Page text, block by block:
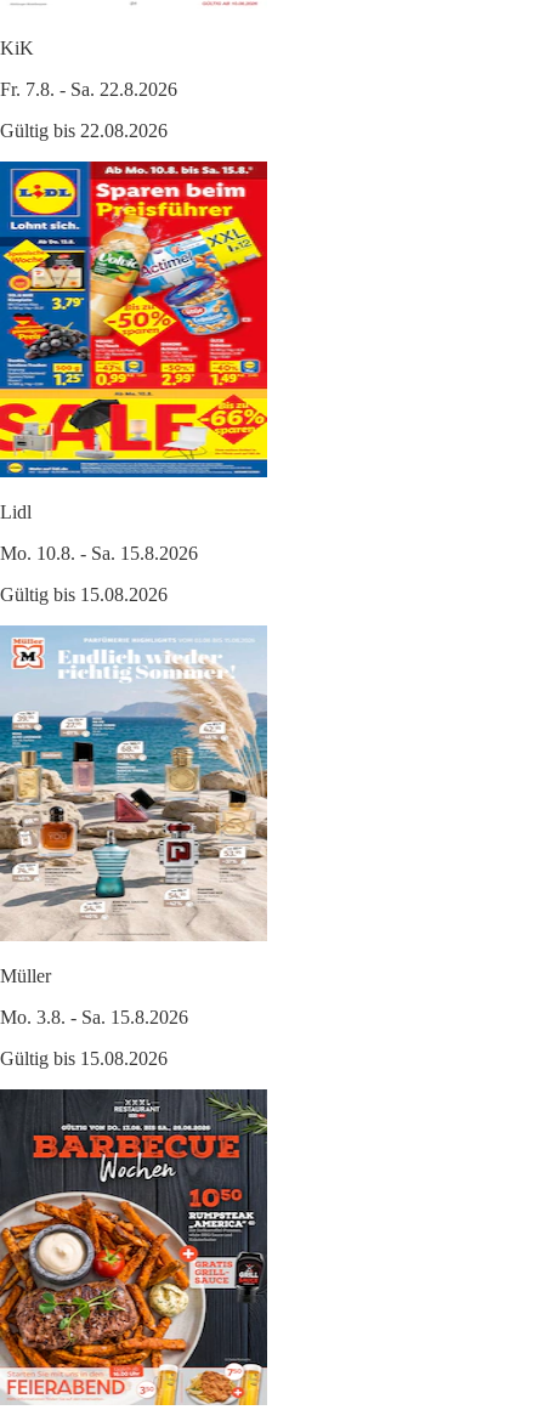
KiK
Fr. 7.8. - Sa. 22.8.2026
Gültig bis 22.08.2026
Lidl
Mo. 10.8. - Sa. 15.8.2026
Gültig bis 15.08.2026
Müller
Mo. 3.8. - Sa. 15.8.2026
Gültig bis 15.08.2026